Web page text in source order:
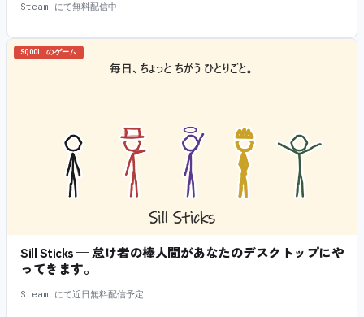
Steam にて無料配信中
SQOOL のゲーム
Sill Sticks — 怠け者の棒人間があなたのデスクトップにや
ってきます。
Steam にて近日無料配信予定